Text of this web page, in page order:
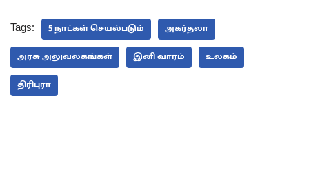
Tags: 5 நாட்கள் செயல்படும் அகர்தலா
அரசு அலுவலகங்கள் இனி வாரம் உலகம்
திரிபுரா